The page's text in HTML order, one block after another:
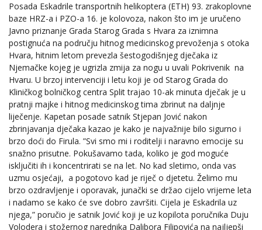
Posada Eskadrile transportnih helikoptera (ETH) 93. zrakoplovne
baze HRZ-a i PZO-a 16. je kolovoza, nakon što im je uručeno
Javno priznanje Grada Starog Grada s Hvara za iznimna
postignuća na području hitnog medicinskog prevoženja s otoka
Hvara, hitnim letom prevezla šestogodišnjeg dječaka iz
Njemačke kojeg je ugrizla zmija za nogu u uvali Pokrivenik na
Hvaru. U brzoj intervenciji i letu koji je od Starog Grada do
Kliničkog bolničkog centra Split trajao 10-ak minuta dječak je u
pratnji majke i hitnog medicinskog tima zbrinut na daljnje
liječenje. Kapetan posade satnik Stjepan Jović nakon
zbrinjavanja dječaka kazao je kako je najvažnije bilo sigurno i
brzo doći do Firula. ”Svi smo mi i roditelji i naravno emocije su
snažno prisutne. Pokušavamo tada, koliko je god moguće
isključiti ih i koncentrirati se na let. No kad sletimo, onda vas
uzmu osjećaji, a pogotovo kad je riječ o djetetu. Želimo mu
brzo ozdravljenje i oporavak, junački se držao cijelo vrijeme leta
i nadamo se kako će sve dobro završiti. Cijela je Eskadrila uz
njega,” poručio je satnik Jović koji je uz kopilota poručnika Duju
Volodera i stožernog narednika Dalibora Filipovića na najljepši